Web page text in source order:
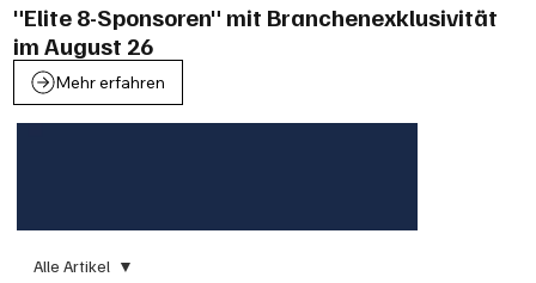
"Elite 8-Sponsoren" mit Branchenexklusivität
im August 26
Mehr erfahren
Alle Artikel